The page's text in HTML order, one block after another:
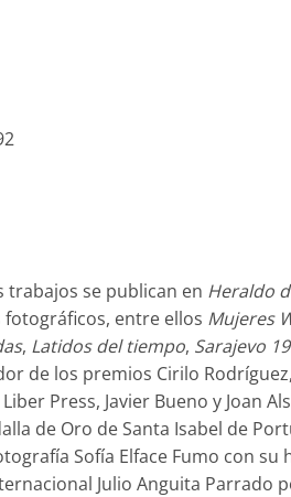
trabajos se publican en Heraldo
fotográficos, entre ellos Mujeres
, Latidos del tiempo, Sarajevo
de los premios Cirilo
Press, Javier Bueno y Joan
de Oro de Santa Isabel de
Sofía Elface Fumo con su
Julio Anguita Parrado